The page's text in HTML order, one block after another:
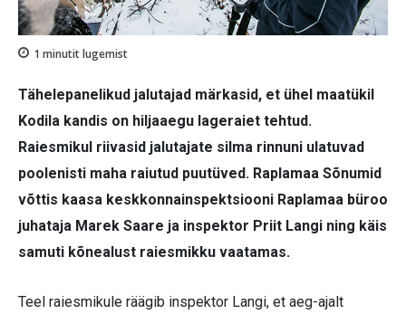
1 minutit lugemist
Tähelepanelikud jalutajad märkasid, et ühel maatükil
Kodila kandis on hiljaaegu lageraiet tehtud.
Raiesmikul riivasid jalutajate silma rinnuni ulatuvad
poolenisti maha raiutud puutüved. Raplamaa Sõnumid
võttis kaasa keskkonnainspektsiooni Raplamaa büroo
juhataja Marek Saare ja inspektor Priit Langi ning käis
samuti kõnealust raiesmikku vaatamas.
Teel raiesmikule räägib inspektor Langi, et aeg-ajalt